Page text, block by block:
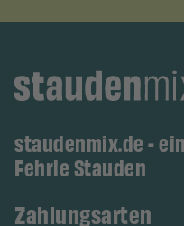
staudenmix.de -
Fehrle Stauden
Zahlungsarten